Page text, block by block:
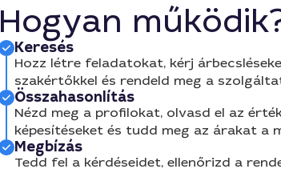
Hogyan
Keresés
Hozz létre feladatokat, kérj
szakértőkkel és rendeld meg a
Összahasonlítás
Nézd meg a profilokat, olvasd el az
képesítéseket és tudd meg az árakat a
Megbízás
Tedd fel a kérdéseidet, ellenőrizd a